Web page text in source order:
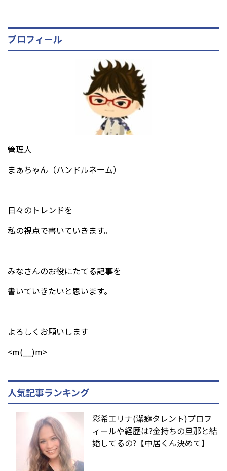
プロフィール
管理人
まぁちゃん（ハンドルネーム）
日々のトレンドを
私の視点で書いていきます。
みなさんのお役にたてる記事を
書いていきたいと思います。
よろしくお願いします
<m(__)m>
人気記事ランキング
彩希エリナ(潔癖タレント)プロフ
ィールや経歴は?金持ちの旦那と結
婚してるの?【中居くん決めて】